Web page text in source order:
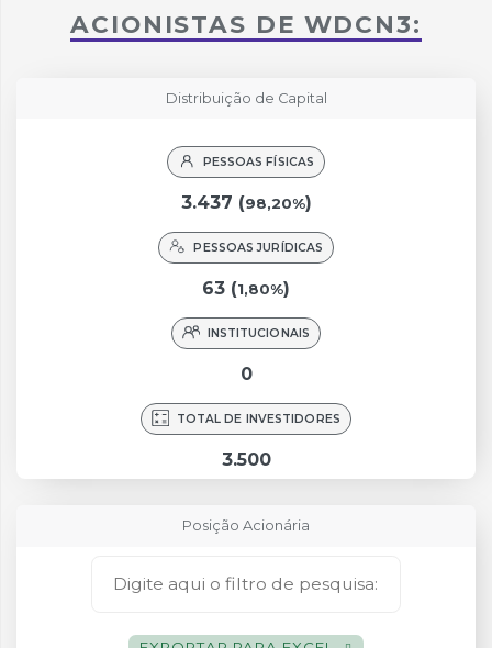
ACIONISTAS DE WDCN3:
Distribuição de Capital
PESSOAS FÍSICAS
3.437 (98,20%)
PESSOAS JURÍDICAS
63 (1,80%)
INSTITUCIONAIS
0
TOTAL DE INVESTIDORES
3.500
Posição Acionária